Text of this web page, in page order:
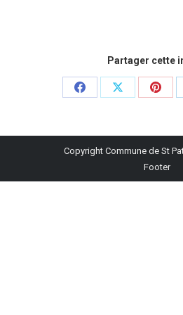
Partager cette
Partager
Facebook
Partager
X
Copyright Commune de St
Footer